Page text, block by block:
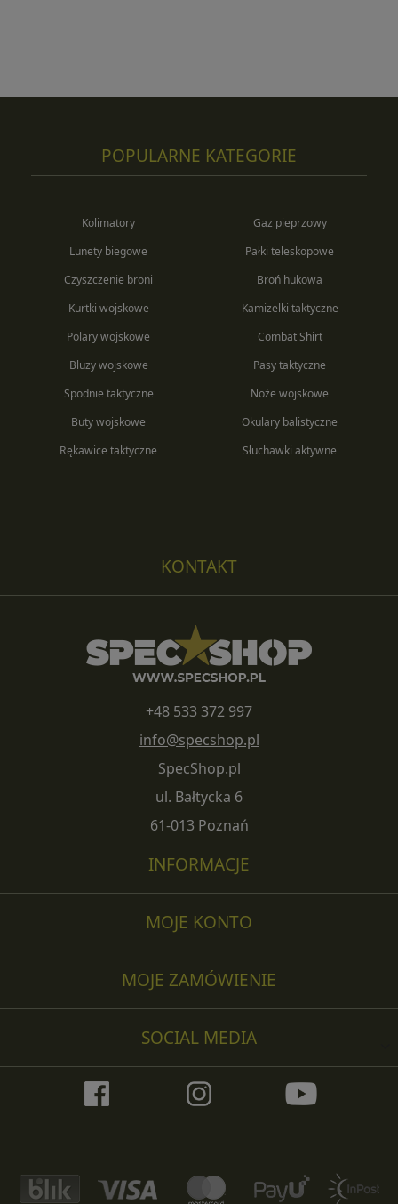
POPULARNE KATEGORIE
Kolimatory
Lunety biegowe
Czyszczenie broni
Gaz pieprzowy
Pałki teleskopowe
Broń hukowa
Kurtki wojskowe
Polary wojskowe
Bluzy wojskowe
Kamizelki taktyczne
Combat Shirt
Pasy taktyczne
Spodnie taktyczne
Buty wojskowe
Rękawice taktyczne
Noże wojskowe
Okulary balistyczne
Słuchawki aktywne
MOJE ZAMÓWIENIE
MOJE KONTO
KONTAKT
+48 533 372 997
info@specshop.pl
SpecShop.pl
ul. Bałtycka 6
61-013 Poznań
INFORMACJE
SOCIAL MEDIA